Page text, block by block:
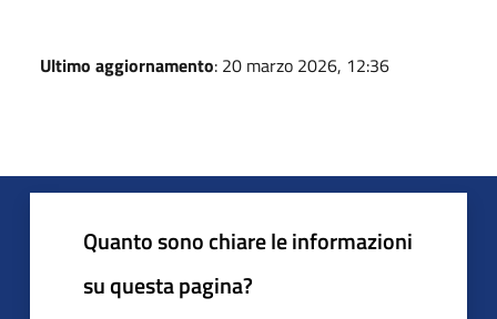
Ultimo aggiornamento: 20 marzo 2026, 12:36
Quanto sono chiare le informazioni
su questa pagina?